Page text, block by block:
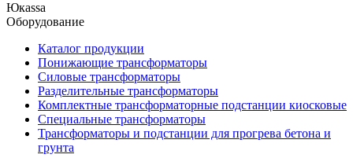
Юкаssа
Оборудование
Каталог продукции
Понижающие трансформаторы
Силовые трансформаторы
Разделительные трансформаторы
Комплектные трансформаторные подстанции киосковые
Специальные трансформаторы
Трансформаторы и подстанции для прогрева бетона и
грунта